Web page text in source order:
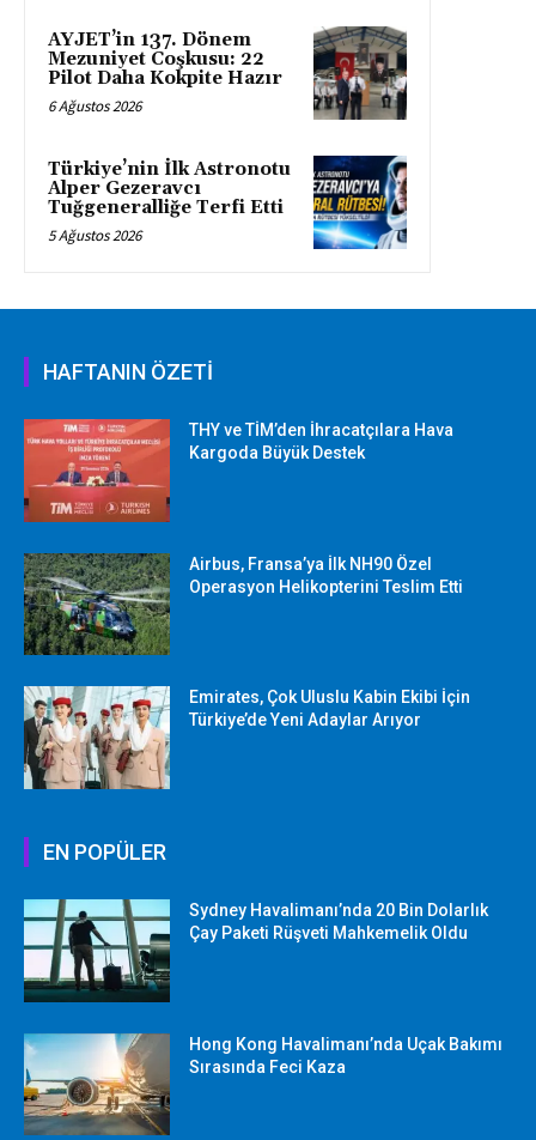
AYJET’in 137. Dönem
Mezuniyet Coşkusu: 22
Pilot Daha Kokpite Hazır
6 Ağustos 2026
Türkiye’nin İlk Astronotu
Alper Gezeravcı
Tuğgeneralliğe Terfi Etti
5 Ağustos 2026
HAFTANIN ÖZETİ
THY ve TİM’den İhracatçılara Hava
Kargoda Büyük Destek
Airbus, Fransa’ya İlk NH90 Özel
Operasyon Helikopterini Teslim Etti
Emirates, Çok Uluslu Kabin Ekibi İçin
Türkiye’de Yeni Adaylar Arıyor
EN POPÜLER
Sydney Havalimanı’nda 20 Bin Dolarlık
Çay Paketi Rüşveti Mahkemelik Oldu
Hong Kong Havalimanı’nda Uçak Bakımı
Sırasında Feci Kaza